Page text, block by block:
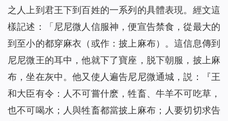
之人上到君王下到百姓的一系列的具體表現。經文這
樣記述：「尼尼微人信服神，便宣告禁食，從最大的
到至小的都穿麻衣（或作：披上麻布）。這信息傳到
尼尼微王的耳中，他就下了寶座，脱下朝服，披上麻
布，坐在灰中。他又使人遍告尼尼微通城，説：『王
和大臣有令：人不可嘗什麽，牲畜、牛羊不可吃草，
也不可喝水；人與牲畜都當披上麻布；人要切切求告